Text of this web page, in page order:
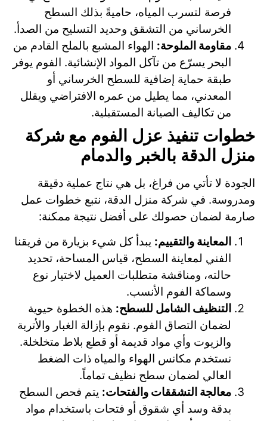
فرصة لتسرب المياه، حاميةً بذلك السطح
الخرساني من التشقق وحديد التسليح من الصدأ.
مقاومة الملوحة: الهواء المشبع بالملح القادم من
البحر يسرّع من تآكل المواد الإنشائية. الفوم يوفر
طبقة حماية إضافية للسطح الخرساني أو
المعدني، مما يطيل من عمره الافتراضي ويقلل
من تكاليف الصيانة المستقبلية.
خطوات تنفيذ عزل الفوم مع شركة
منزل الدقة بالخبر والدمام
الجودة لا تأتي من فراغ، بل هي نتاج عملية دقيقة
ومدروسة. في شركة منزل الدقة، نتبع خطوات عمل
صارمة لضمان حصولك على أفضل نتيجة ممكنة:
المعاينة والتقييم: يبدأ كل شيء بزيارة من فريقنا
الفني لمعاينة السطح، قياس المساحة، تحديد
حالته، ومناقشة متطلبات العميل لاختيار نوع
وسماكة الفوم الأنسب.
التنظيف الشامل للسطح: هذه الخطوة حيوية
لضمان التصاق الفوم. نقوم بإزالة الغبار والأتربة
والزيوت وأي مواد قديمة أو قطع بلاط متخلخلة.
نستخدم مكانس الهواء والمياه ذات الضغط
العالي لضمان سطح نظيف تماماً.
معالجة التشققات والفتحات: يتم فحص السطح
بدقة وسد أي شقوق أو فتحات باستخدام مواد